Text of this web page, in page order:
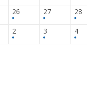
26 27 28
2 3 4